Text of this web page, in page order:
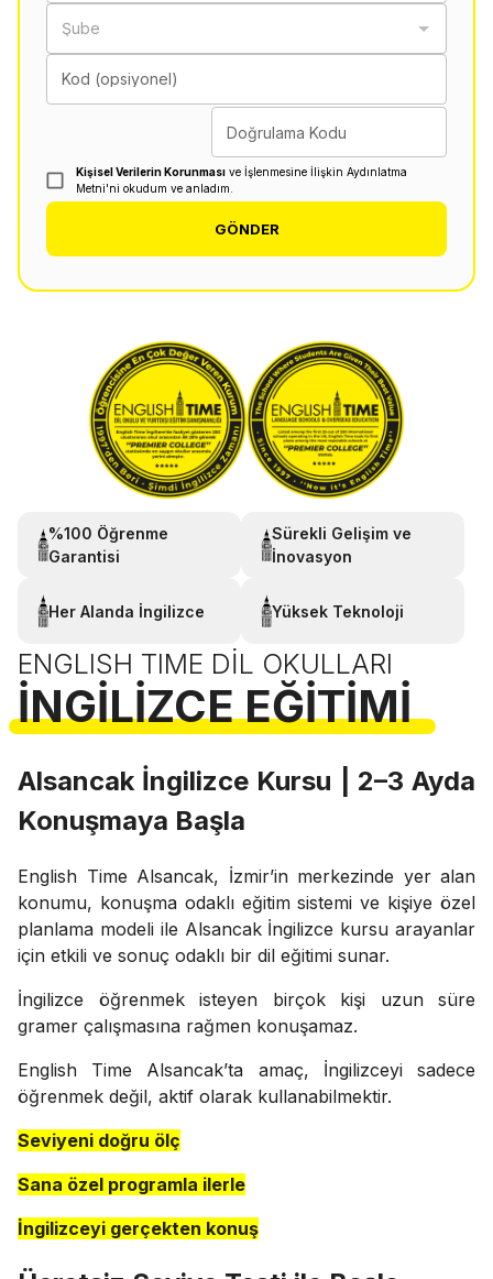
Şube
Kod (opsiyonel)
Doğrulama Kodu
Kişisel Verilerin Korunması ve İşlenmesine İlişkin Aydınlatma
Metni'ni okudum ve anladım.
GÖNDER
%100 Öğrenme
Garantisi
Sürekli Gelişim ve
İnovasyon
Her Alanda İngilizce Yüksek Teknoloji
ENGLISH TIME DIL OKULLARI
İNGILIZCE EĞITIMI
Alsancak İngilizce Kursu | 2–3 Ayda
Konuşmaya Başla
English Time Alsancak, İzmir’in merkezinde yer alan
konumu, konuşma odaklı eğitim sistemi ve kişiye özel
planlama modeli ile Alsancak İngilizce kursu arayanlar
için etkili ve sonuç odaklı bir dil eğitimi sunar.
İngilizce öğrenmek isteyen birçok kişi uzun süre
gramer çalışmasına rağmen konuşamaz.
English Time Alsancak’ta amaç, İngilizceyi sadece
öğrenmek değil, aktif olarak kullanabilmektir.
Seviyeni doğru ölç
Sana özel programla ilerle
İngilizceyi gerçekten konuş